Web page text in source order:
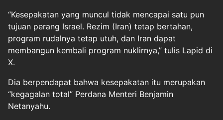
“Kesepakatan yang muncul tidak mencapai satu pun
tujuan perang Israel. Rezim (Iran) tetap bertahan,
program rudalnya tetap utuh, dan Iran dapat
membangun kembali program nuklirnya,” tulis Lapid di
X.
Dia berpendapat bahwa kesepakatan itu merupakan
“kegagalan total” Perdana Menteri Benjamin
Netanyahu.